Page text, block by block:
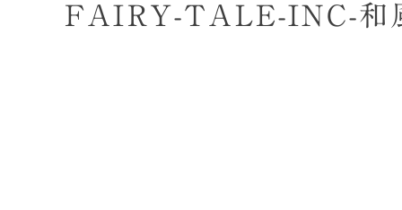
FAIRY-TALE-INC-和